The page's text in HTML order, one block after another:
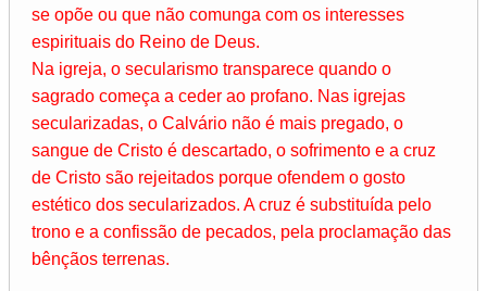
se opõe ou que não comunga com os interesses
espirituais do Reino de Deus.
Na igreja, o secularismo transparece quando o
sagrado começa a ceder ao profano. Nas igrejas
secularizadas, o Calvário não é mais pregado, o
sangue de Cristo é descartado, o sofrimento e a cruz
de Cristo são rejeitados porque ofendem o gosto
estético dos secularizados. A cruz é substituída pelo
trono e a confissão de pecados, pela proclamação das
bênçãos terrenas.